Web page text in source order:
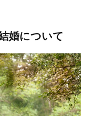
婚について